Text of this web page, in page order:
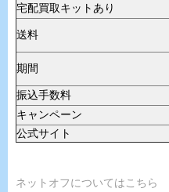
宅配買取キットあり
送料
期間
振込手数料
キャンペーン
公式サイト
ネットオフについてはこちら